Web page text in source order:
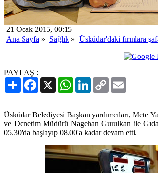
21 Ocak 2015, 00:15
Ana Sayfa » Sağlık » Üsküdar'daki fırınlara
PAYLAŞ :
PaylaşFacebook
X WhatsAppLinkedIn
Copy
Link
Üsküdar Belediyesi Başkan yardımcıları, Mete
ve Denetim Müdürü Nagehan Gurulkan ile
05.30'da başlayıp 08.00'a kadar devam etti.